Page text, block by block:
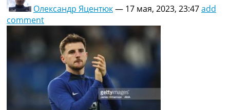
Олександр Яцентюк— 17 мая, 2023, 23:47add
comment